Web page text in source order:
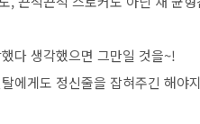
다 생각했으면 그만일 것을~!
에게도 정신줄을 잡혀주긴 해야